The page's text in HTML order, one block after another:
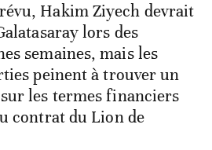
Hakim Ziyech devrait
lors des
semaines, mais les
peinent à trouver un
les termes financiers
contrat du Lion de